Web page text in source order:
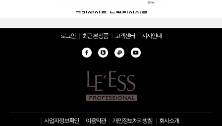
그리에이트 뉴컬링아이롱
로그인 최근 본 상품 고객센터 지사안내
사업자정보확인 이용약관 개인정보처리방침 회사소개